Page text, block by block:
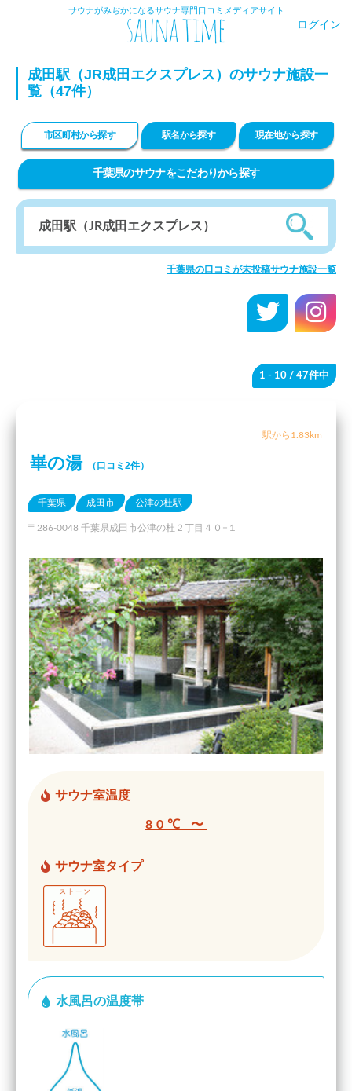
サウナがみぢかになるサウナ専門口コミメディアサイト
ログイン
成田駅（JR成田エクスプレス）のサウナ施設一
覧（47件）
市区町村から探す 駅名から探す 現在地から探す
千葉県のサウナをこだわりから探す
千葉県の口コミが未投稿サウナ施設一覧
1 - 10 / 47件中
駅から1.83km
崋の湯 （口コミ2件）
千葉県 成田市 公津の杜駅
〒286-0048 千葉県成田市公津の杜２丁目４０−１
サウナ室温度
80℃ 〜
サウナ室タイプ
水風呂の温度帯